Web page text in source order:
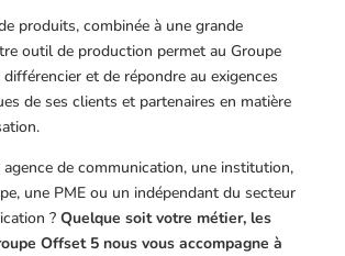
produits, combinée à une grande
outil de production permet au Groupe
et de répondre au exigences
de ses clients et partenaires en matière
de communication, une institution,
une PME ou un indépendant du secteur
? Quelque soit votre métier, les
Offset 5 nous vous accompagne à